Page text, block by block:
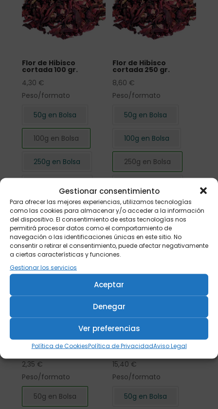
Gestionar consentimiento
Para ofrecer las mejores experiencias, utilizamos tecnologías
como las cookies para almacenar y/o acceder a la información
del dispositivo. El consentimiento de estas tecnologías nos
permitirá procesar datos como el comportamiento de
navegación o las identificaciones únicas en este sitio. No
consentir o retirar el consentimiento, puede afectar negativamente
a ciertas características y funciones.
Gestionar los servicios
Aceptar
Denegar
Ver preferencias
Política de CookiesPolítica de PrivacidadAviso Legal
Flor de Hibisco
cortada 100 gr.
4,30 €
Peso/formato
50g en Bolsa
100g en Bolsa
250g en Bolsa
1kg en Bolsa
Flor de Hibisco
cortada 250 gr.
8,60 €
Peso/formato
50g en Bolsa
100g en Bolsa
250g en Bolsa
1kg en Bolsa
Flor de Hibisco
cortada 50 gr.
2,35 €
Peso/formato
50g en Bolsa
Flor de Hibisco
cortada 500 gr.
15,40 €
Peso/formato
50g en Bolsa